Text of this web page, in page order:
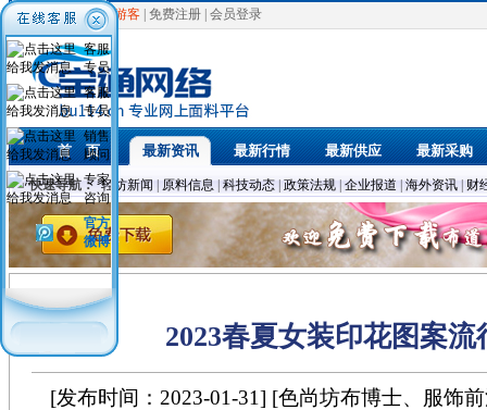
欢迎光临，游客 免费注册 会员登录
首 页 最新资讯 最新行情 最新供应 最新采购
快速导航： 轻纺新闻 原料信息 科技动态 政策法规 企业报道 海外资讯 财
2023春夏女装印花图案流
[发布时间：2023-01-31] [色尚坊布博士、服饰
客服
专员
客服
专员
销售
顾问
专家
咨询
官方
微博